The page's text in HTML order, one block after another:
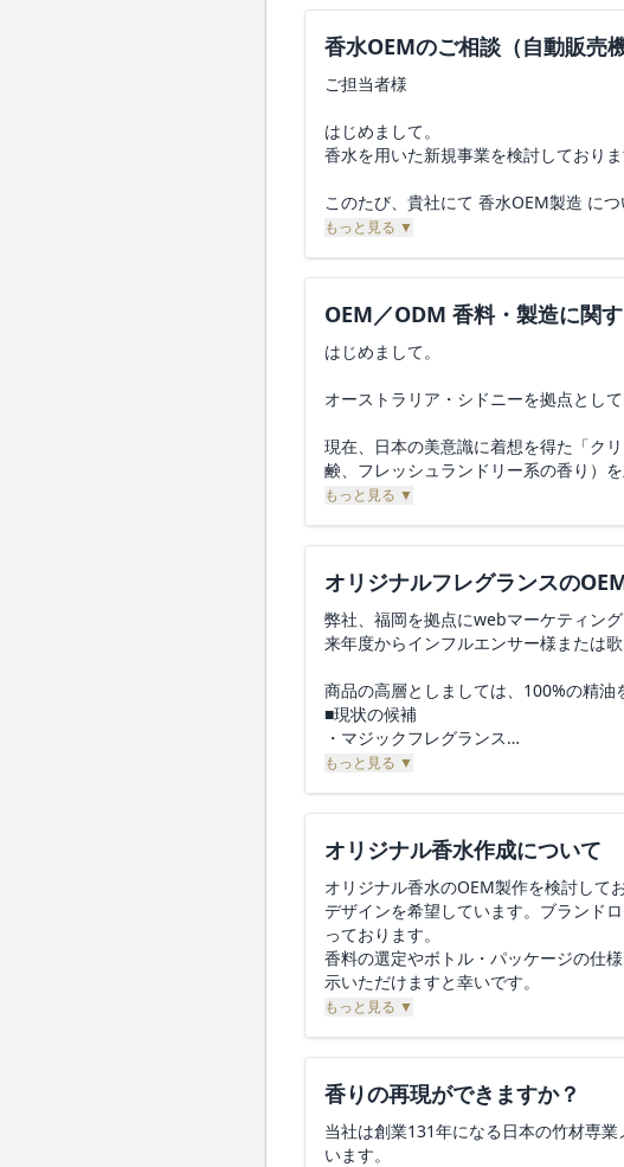
と幸いです。もし貴社での手配が難し
示ください。
4. 容器およびパッケージ仕様
容器： 貴社で取り扱いのある、最も安
ラベル：
天面（表側）：デザイン・印刷したシ
底面（裏側）：薬機法に基づく法定表
がございましたらご提示ください。
5. 試作について
す。
【ご質問事項】
上記条件にて進行（バルク製造＋充填
を教えていただけますでしょうか。
なお、ランディングページ（LP）の制
内製化して行うため、製造完了後の販
まずは一度、製造の可能性についてお
ご多忙のところ恐縮ですが、ご検討の
目標原価： 600円前後（初回ロットで
製造販売元表記： 対応希望（詳細はご
試作開始希望： 2026年4月1日
販売開始目標： 2026年5月末-6月中旬
----
SKU①：RISE（朝用）
商品コンセプト 朝、静かに立ち上がる
香り系統：ベルガモット、ラベンダー
強さ：★★★☆☆（強すぎず、ほんのり
持続時間：★★★☆☆（約4時間）
先した香り
NGな香り：甘すぎる香り、お花系（
形状：セミハードバーム
固さ：★★★☆☆
体感イメージ：指で軽くなぞると取れ
SKU②：LUXE（夜用・仮名称）
商品コンセプト 外に向いていた意識を
かな余韻と色気がにじむ一本。
スパイス（カルダモン または ピンクペ
強さ：★★★☆☆（強すぎず、ほんのり
持続時間：★★☆☆☆（約3時間）
香りの印象：安心感 / 体温を感じる /
形状：ソフトバーム（半クリーム）
固さ：★★☆☆☆
体感イメージ：指が自然に沈む; 体温
ない
ご対応の可否、また概算費用などにつ
香水OEMのご相談（自動販売
ご担当者様
はじめまして。
香水を用いた新規事業を検討しており
このたび、貴社にて 香水OEM製造 に
1）自社オリジナル香水（通販販売用）
の両方を検討しております。
【ご相談内容】
① 自動販売機専用ボトルへの充填対応に
・当社指定の専用ボトル(100ml)にスプ
ています
・ボトルの画像と動画をURLにて添付
・このような形でのOEM対応は可能で
② 通販販売用香水のOEMについて
・初回ロット：
- 小ロット（例：100本）
・小ロットでの対応可否、および概算
③ 香りの開発について
・「既存の他社ブランド香水 ○○ のよう
完全オリジナル処方としての香り設
・既存香水を“模範・参考”とした香り
・調香回数・開発フローの目安も併せて
※ブランド名・商標の使用は行いません
④ 納期について
・初回相談〜試作〜量産までの
おおよそのリードタイム（目安） を教
⑤ 表示・法令対応について
・化粧品表示は OEMメーカー様名義
・貴社が保有されている
- 化粧品製造業許可（区分）
- 化粧品製造販売業許可
について、差し支えない範囲でご教示
もっと見る ▼
OEM／ODM 香料・製造に関
はじめまして。
オーストラリア・シドニーを拠点とし
現在、日本の美意識に着想を得た「ク
鹸、フレッシュランドリー系の香り）を
恐れ入りますが、以下についてご教示
1. オーストラリアを含む海外ブランド
能でしょうか。
2. 上記コンセプトに合うオリジナル香
3. 輸出・海外発送に必要な SDS／
お忙しいところ恐れ入りますが、ご検
敬具
＊＊＊＊
もっと見る ▼
オリジナルフレグランスの
弊社、福岡を拠点にwebマーケティン
来年度からインフルエンサー様または
商品の高層としましては、100%の精油
■現状の候補
・マジックフレグランス
・アロマミスト+アロマボール
また原価率を30%に抑えたいと考えて
ご対応の可否、または概算費用などご
もっと見る ▼
オリジナル香水作成について
オリジナル香水のOEM製作を検討して
デザインを希望しています。ブランド
っております。
香料の選定やボトル・パッケージの仕
示いただけますと幸いです。
もっと見る ▼
香りの再現ができますか？
当社は創業131年になる日本の竹材専
います。